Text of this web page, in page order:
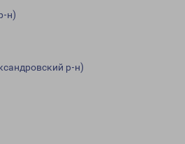
н)
р-н)